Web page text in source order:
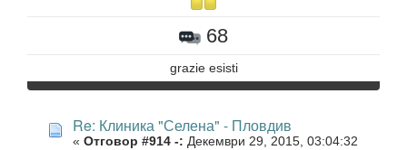
68
grazie esisti
Re: Клиника "Селена" - Пловдив
« Отговор #914 -: Декември 29, 2015, 03:04:32